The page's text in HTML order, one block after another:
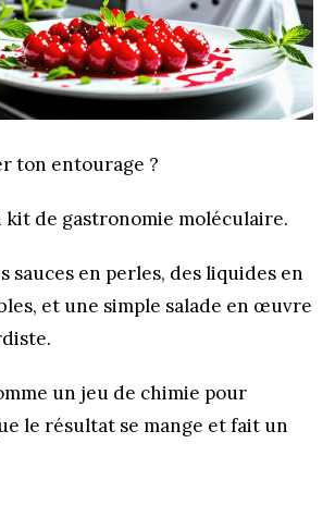
ton entourage ?
de gastronomie moléculaire.
sauces en perles, des liquides en
et une simple salade en œuvre
un jeu de chimie pour
le résultat se mange et fait un